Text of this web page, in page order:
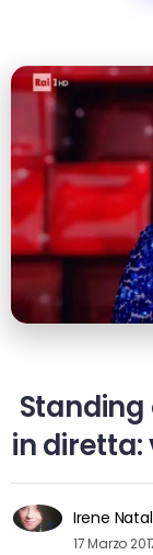
in diretta:
Irene
17 Marzo